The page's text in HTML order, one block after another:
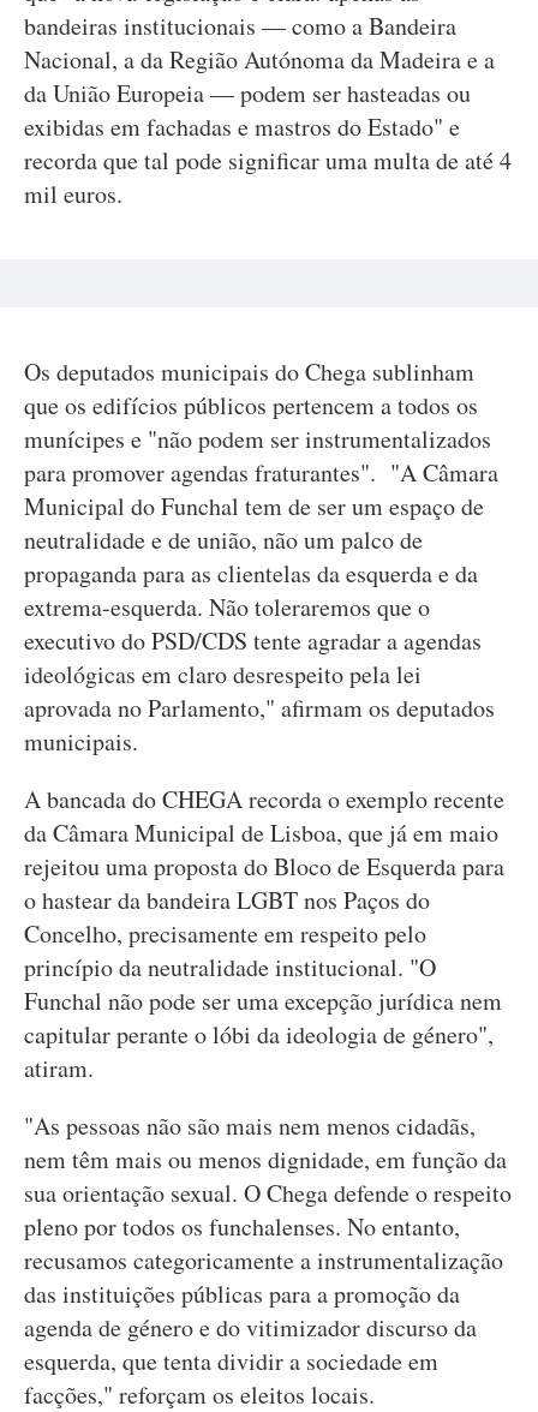
bandeiras institucionais — como a Bandeira
Nacional, a da Região Autónoma da Madeira e a
da União Europeia — podem ser hasteadas ou
exibidas em fachadas e mastros do Estado" e
recorda que tal pode significar uma multa de até 4
mil euros.
Os deputados municipais do Chega sublinham
que os edifícios públicos pertencem a todos os
munícipes e "não podem ser instrumentalizados
para promover agendas fraturantes". "A Câmara
Municipal do Funchal tem de ser um espaço de
neutralidade e de união, não um palco de
propaganda para as clientelas da esquerda e da
extrema-esquerda. Não toleraremos que o
executivo do PSD/CDS tente agradar a agendas
ideológicas em claro desrespeito pela lei
aprovada no Parlamento," afirmam os deputados
municipais.
A bancada do CHEGA recorda o exemplo recente
da Câmara Municipal de Lisboa, que já em maio
rejeitou uma proposta do Bloco de Esquerda para
o hastear da bandeira LGBT nos Paços do
Concelho, precisamente em respeito pelo
princípio da neutralidade institucional. "O
Funchal não pode ser uma excepção jurídica nem
capitular perante o lóbi da ideologia de género",
atiram.
"As pessoas não são mais nem menos cidadãs,
nem têm mais ou menos dignidade, em função da
sua orientação sexual. O Chega defende o respeito
pleno por todos os funchalenses. No entanto,
recusamos categoricamente a instrumentalização
das instituições públicas para a promoção da
agenda de género e do vitimizador discurso da
esquerda, que tenta dividir a sociedade em
facções," reforçam os eleitos locais.